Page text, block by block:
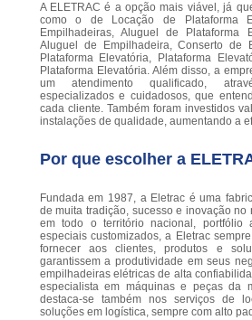
A ELETRAC é a opção mais viável, já
como o de Locação de Plataforma
Empilhadeiras, Aluguel de Plataforma
Aluguel de Empilhadeira, Conserto de
Plataforma Elevatória, Plataforma
Plataforma Elevatória. Além disso, a
um atendimento qualificado,
especializados e cuidadosos, que
cada cliente. Também foram investidos
instalações de qualidade, aumentando a
Por que escolher a
Fundada em 1987, a Eletrac é uma
de muita tradição, sucesso e inovação no
em todo o território nacional, portfólio
especiais customizados, a Eletrac
fornecer aos clientes, produtos e
garantissem a produtividade em seus
empilhadeiras elétricas de alta
especialista em máquinas e peças da
destaca-se também nos serviços de
soluções em logística, sempre com alto